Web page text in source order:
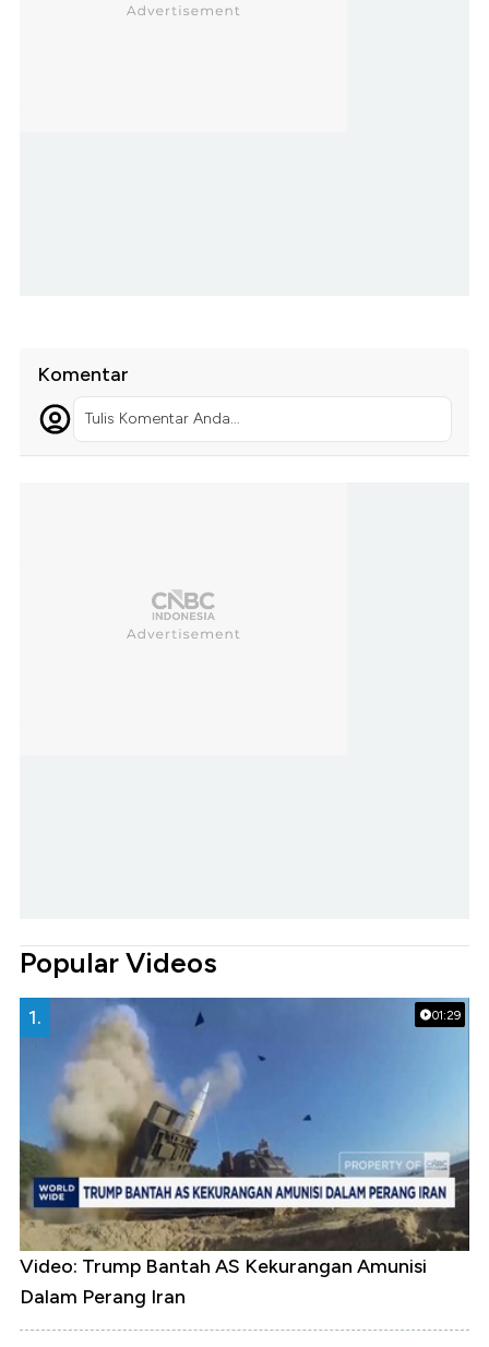
Komentar
Tulis Komentar Anda...
Popular Videos
01:29
1.
Video: Trump Bantah AS Kekurangan Amunisi
Dalam Perang Iran